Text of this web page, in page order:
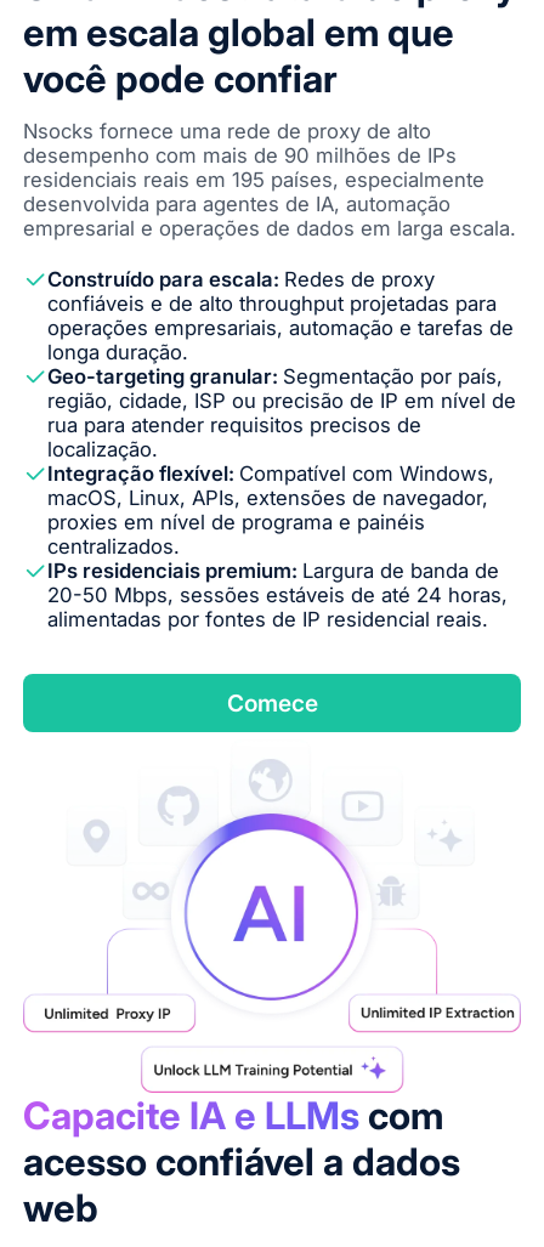
em escala global em que
você pode confiar
Nsocks fornece uma rede de proxy de alto
desempenho com mais de 90 milhões de IPs
residenciais reais em 195 países, especialmente
desenvolvida para agentes de IA, automação
empresarial e operações de dados em larga escala.
Construído para escala: Redes de proxy
confiáveis e de alto throughput projetadas para
operações empresariais, automação e tarefas de
longa duração.
Geo-targeting granular: Segmentação por país,
região, cidade, ISP ou precisão de IP em nível de
rua para atender requisitos precisos de
localização.
Integração flexível: Compatível com Windows,
macOS, Linux, APIs, extensões de navegador,
proxies em nível de programa e painéis
centralizados.
IPs residenciais premium: Largura de banda de
20-50 Mbps, sessões estáveis de até 24 horas,
alimentadas por fontes de IP residencial reais.
Comece
Capacite IA e LLMs com
acesso confiável a dados
web